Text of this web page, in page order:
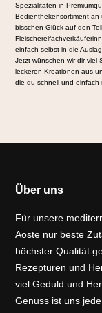
Spezialitäten in
Bedienthekensortiment
bisschen Glück auf den
einfach selbst in die
Jetzt wünschen wir dir viel
leckeren Kreationen aus
die du schnell und einfach
Über uns
Für unsere
Aoste nur beste
höchster Qualität
Rezepturen und
viel Geduld und
Genuss ist uns